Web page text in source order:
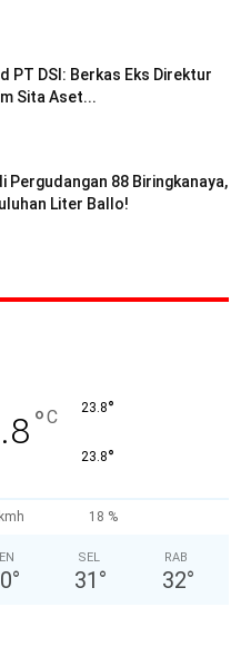
PT DSI: Berkas Eks Direktur
Sita Aset...
Pergudangan 88 Biringkanaya,
Liter Ballo!
°C 23.8°
23.8°
18 %
°
SEL
31 °
RAB
32°